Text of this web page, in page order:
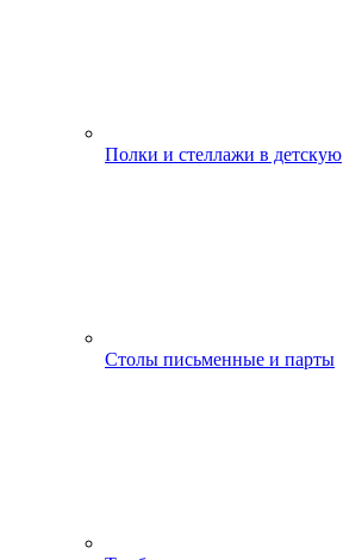
Полки и стеллажи в детскую
Столы письменные и парты